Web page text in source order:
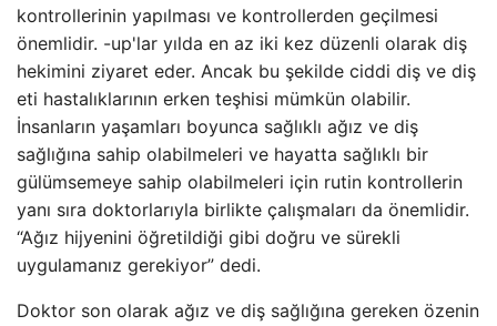
kontrollerinin yapılması ve kontrollerden geçilmesi
önemlidir. -up'lar yılda en az iki kez düzenli olarak diş
hekimini ziyaret eder. Ancak bu şekilde ciddi diş ve diş
eti hastalıklarının erken teşhisi mümkün olabilir.
İnsanların yaşamları boyunca sağlıklı ağız ve diş
sağlığına sahip olabilmeleri ve hayatta sağlıklı bir
gülümsemeye sahip olabilmeleri için rutin kontrollerin
yanı sıra doktorlarıyla birlikte çalışmaları da önemlidir.
“Ağız hijyenini öğretildiği gibi doğru ve sürekli
uygulamanız gerekiyor” dedi.
Doktor son olarak ağız ve diş sağlığına gereken özenin